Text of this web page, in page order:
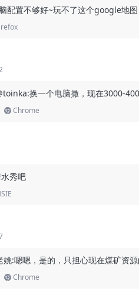
配置不够好~玩不了这个google地图
换一个电脑撒，现在3000-
Chrome
秀吧
姚:嗯嗯，是的，只担心现在煤矿资
Chrome